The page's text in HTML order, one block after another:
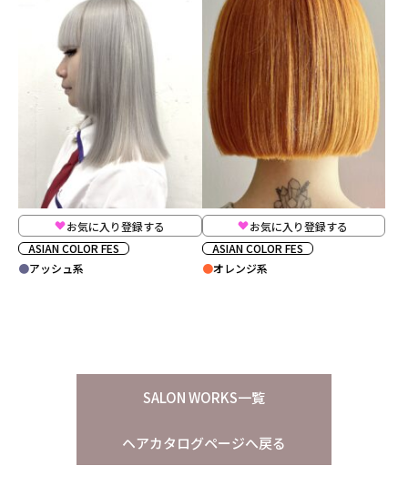
お気に入り登録する
ASIAN COLOR FES
アッシュ系
お気に入り登録する
ASIAN COLOR FES
オレンジ系
SALON WORKS一覧
ヘアカタログページへ戻る